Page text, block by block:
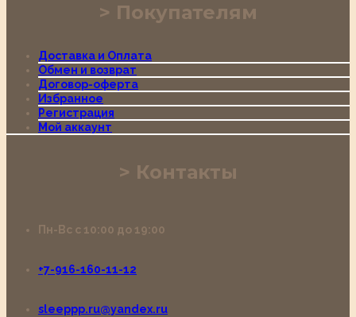
Покупателям
Доставка и Оплата
Обмен и возврат
Договор-оферта
Избранное
Регистрация
Мой аккаунт
Контакты
Пн-Вс с 10:00 до 19:00
+7-916-160-11-12
sleeppp.ru@yandex.ru